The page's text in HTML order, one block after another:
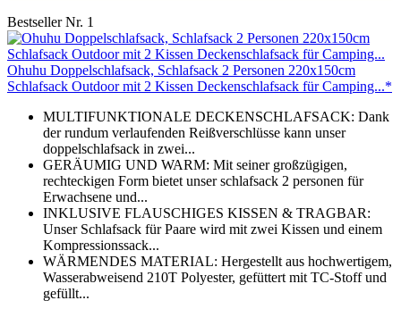
Bestseller Nr. 1
Ohuhu Doppelschlafsack, Schlafsack 2 Personen 220x150cm
Schlafsack Outdoor mit 2 Kissen Deckenschlafsack für Camping...*
MULTIFUNKTIONALE DECKENSCHLAFSACK: Dank
der rundum verlaufenden Reißverschlüsse kann unser
doppelschlafsack in zwei...
GERÄUMIG UND WARM: Mit seiner großzügigen,
rechteckigen Form bietet unser schlafsack 2 personen für
Erwachsene und...
INKLUSIVE FLAUSCHIGES KISSEN & TRAGBAR:
Unser Schlafsack für Paare wird mit zwei Kissen und einem
Kompressionssack...
WÄRMENDES MATERIAL: Hergestellt aus hochwertigem,
Wasserabweisend 210T Polyester, gefüttert mit TC-Stoff und
gefüllt...